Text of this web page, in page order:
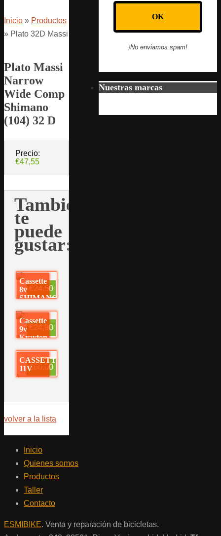
Inicio » Productos
» Plato 32D Massi
Plato Massi
Narrow
Wide Comp
Shimano
(104) 32 D
Precio:
€47,55
También
te
puede
gustar:
Cassette
8v
SHIMANO
€24,50
Cassette
9v
Krayton
€24,90
CASSETTE
11V€60,00
volver a la lista
¡No enviamos spam!
Nuestras marcas
Inicio
Quienes somos
Productos
Taller
Contacto
ESMIBIKE. Venta y reparación de bicicletas.